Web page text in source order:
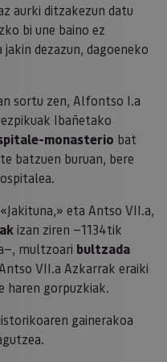
aurki ditzakezun datu
bi une baino ez
dezazun, dagoeneko
sortu zen, Alfontso I.a
Ibañetako
monasterio bat
batzuen buruan, bere
eta Antso VII.a,
izan ziren —1134tik
multzoari bultzada
VII.a Azkarrak eraiki
haren gorpuzkiak.
gainerakoa